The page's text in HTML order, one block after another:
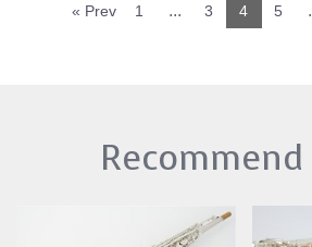
« Prev 1 ... 3 4 5
Recommend